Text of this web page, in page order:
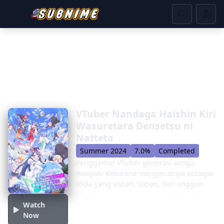
Watch
Now
VTuber Nandaga Haishin Kiri
Wasuretara Densetsu ni
Natteta
Summer 2024 7.0%
Completed
Penggemar VTuber generasi ketiga
Awayuki Kokorone mengenalnya sebagai
idola yang sopan, sopan, dan anggun.
Meskipun penggemarnya jauh lebih